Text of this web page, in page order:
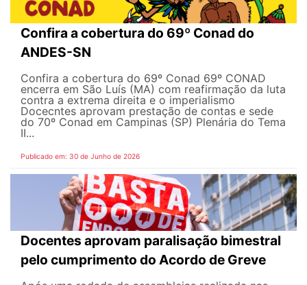
Confira a cobertura do 69º Conad do
ANDES-SN
Confira a cobertura do 69º Conad 69º CONAD
encerra em São Luís (MA) com reafirmação da luta
contra a extrema direita e o imperialismo
Docecntes aprovam prestação de contas e sede
do 70º Conad em Campinas (SP) Plenária do Tema
II...
Publicado em: 30 de Junho de 2026
Docentes aprovam paralisação bimestral
pelo cumprimento do Acordo de Greve